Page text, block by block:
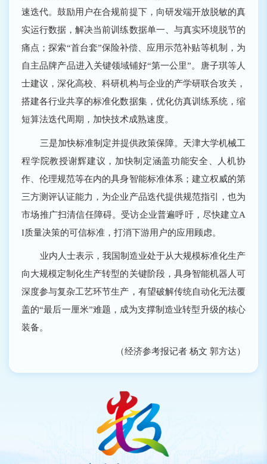
速迭代。鼓励用户在合规前提下，向研发端开放脱敏的真
实运行数据，解决当前训练数据单一、与真实环境脱节的
痛点；探索“首台套”保险补偿、应用示范补贴等机制，为
自主品牌产品进入关键领域铺好“第一公里”。唐子琪等人
士建议，深化高校、科研机构与企业的产学研联合攻关，
搭建各行业共享的标准化数据集，优化仿真训练系统，缩
短算法迭代周期，加快技术成熟速度。
三是加快标准制定并提供政策保障。天津大学机械工
程学院教授谢辉建议，加快制定涵盖功能安全、人机协
作、伦理规范等在内的具身智能标准体系；建立权威的第
三方测评认证能力，为企业产品迭代提供规范指引，也为
市场推广扫清信任障碍。受访企业普遍呼吁，尽快建立A
I质量决策的可信标准，打消下游用户的应用顾虑。
业内人士表示，我国制造业处于从大规模标准化生产
向大规模定制化生产转型的关键阶段，具身智能机器人可
深度参与复杂工艺环节生产，有望破解传统自动化无法覆
盖的“最后一厘米”难题，成为支撑制造业转型升级的核心
装备。
（经济参考报记者 杨文 郭方达）